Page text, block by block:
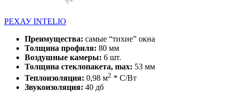
РЕХАУ INTELIO
Преимущества: самые “тихие” окна
Толщина профиля: 80 мм
Воздушные камеры: 6 шт.
Толщина стеклопакета, max: 53 мм
Теплоизоляция: 0,98 м2 * С/Вт
Звукоизоляция: 40 дб